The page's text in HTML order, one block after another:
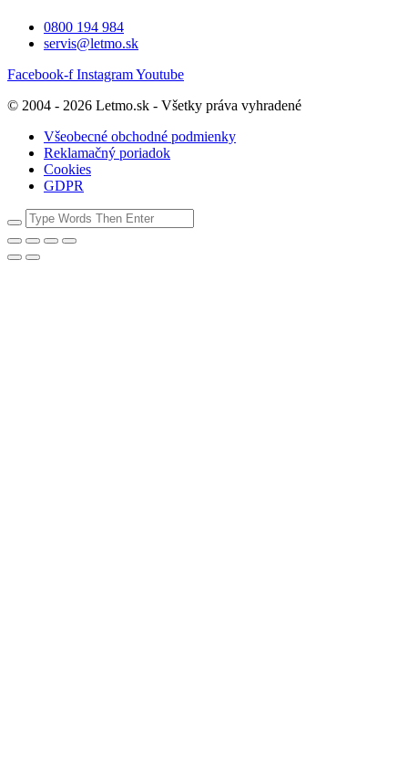
0800 194 984
servis@letmo.sk
Facebook-f InstagramYoutube
© 2004 - 2026 Letmo.sk - Všetky práva vyhradené
Všeobecné obchodné podmienky
Reklamačný poriadok
Cookies
GDPR